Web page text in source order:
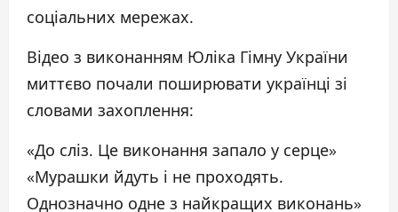
соціальних мережах.
Відео з виконанням Юліка Гімну України
миттєво почали поширювати українці зі
словами захоплення:
«До сліз. Це виконання запало у серце»
«Мурашки йдуть і не проходять.
Однозначно одне з найкращих виконань»